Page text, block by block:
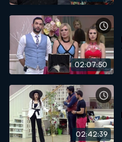
02:07:50
02:42:39